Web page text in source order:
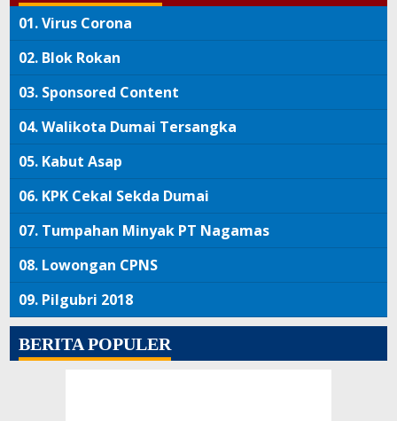
01.Virus Corona
02. Blok Rokan
03. Sponsored Content
04.Walikota Dumai Tersangka
05. Kabut Asap
06. KPK Cekal Sekda Dumai
07. Tumpahan Minyak PT Nagamas
08. Lowongan CPNS
09. Pilgubri 2018
BERITA POPULER